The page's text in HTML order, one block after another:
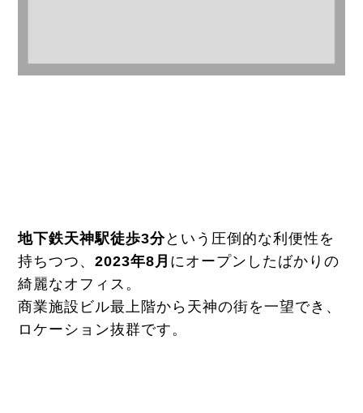
地下鉄天神駅徒歩3分という圧倒的な利便性を
持ちつつ、2023年8月 にオープンしたばかりの
綺麗なオフィス。
商業施設ビル最上階から天神の街を一望でき、
ロケーション抜群です。